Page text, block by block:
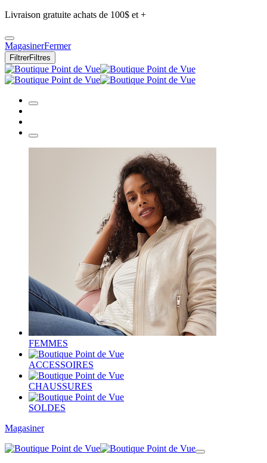
Livraison gratuite achats de 100$ et +
MagasinerFermer
FiltrerFiltres
FEMMES
ACCESSOIRES
CHAUSSURES
SOLDES
Magasiner